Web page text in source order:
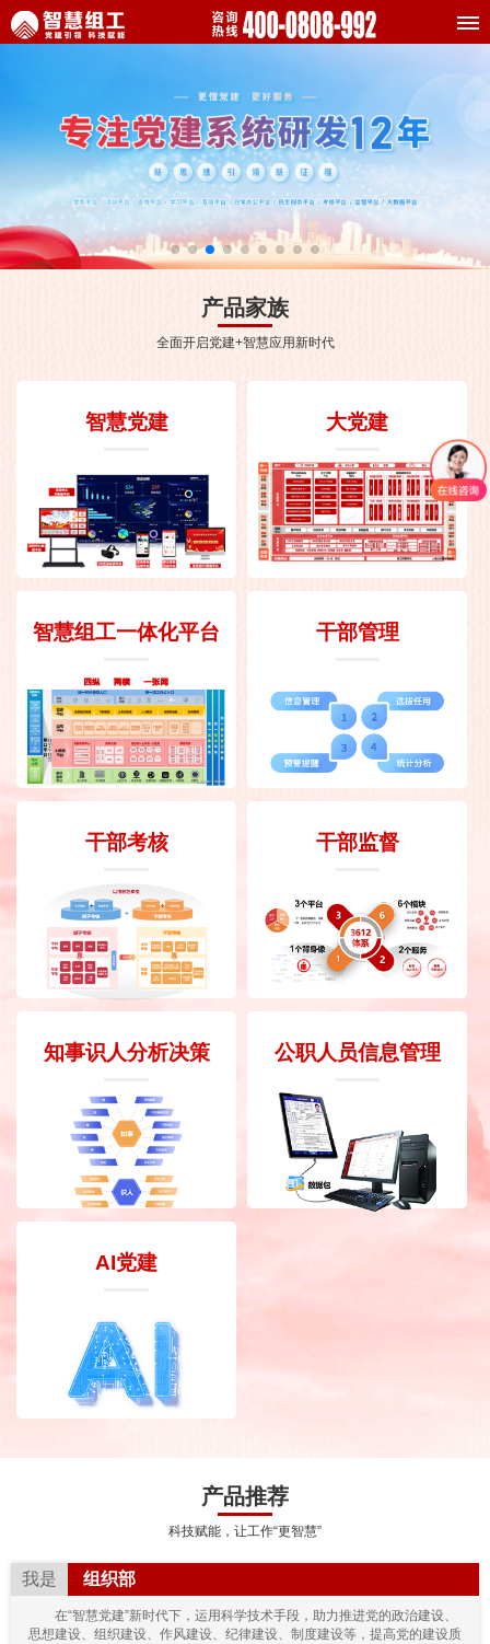
产品家族
全面开启党建+智慧应用新时代
智慧党建 大党建
智慧组工一体化平台 干部管理
干部考核 干部监督
知事识人分析决策 公职人员信息管理
AI党建
产品推荐
科技赋能，让工作“更智慧”
我是 组织部
在“智慧党建”新时代下，运用科学技术手段，助力推进党的政治建设、
思想建设、组织建设、作风建设、纪律建设、制度建设等，提高党的建设质